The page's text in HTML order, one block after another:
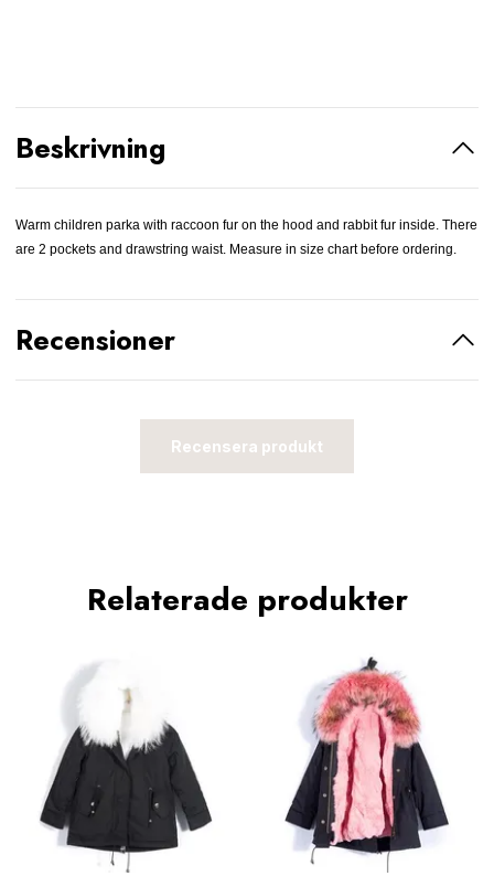
Beskrivning
Warm children parka with raccoon fur on the hood and rabbit fur inside. There
are 2 pockets and drawstring waist. Measure in size chart before ordering.
Recensioner
Recensera produkt
Relaterade produkter